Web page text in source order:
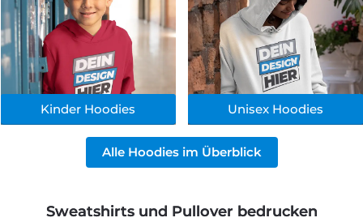
Kinder Hoodies Unisex Hoodies
Alle Hoodies im Überblick
Sweatshirts und Pullover bedrucken